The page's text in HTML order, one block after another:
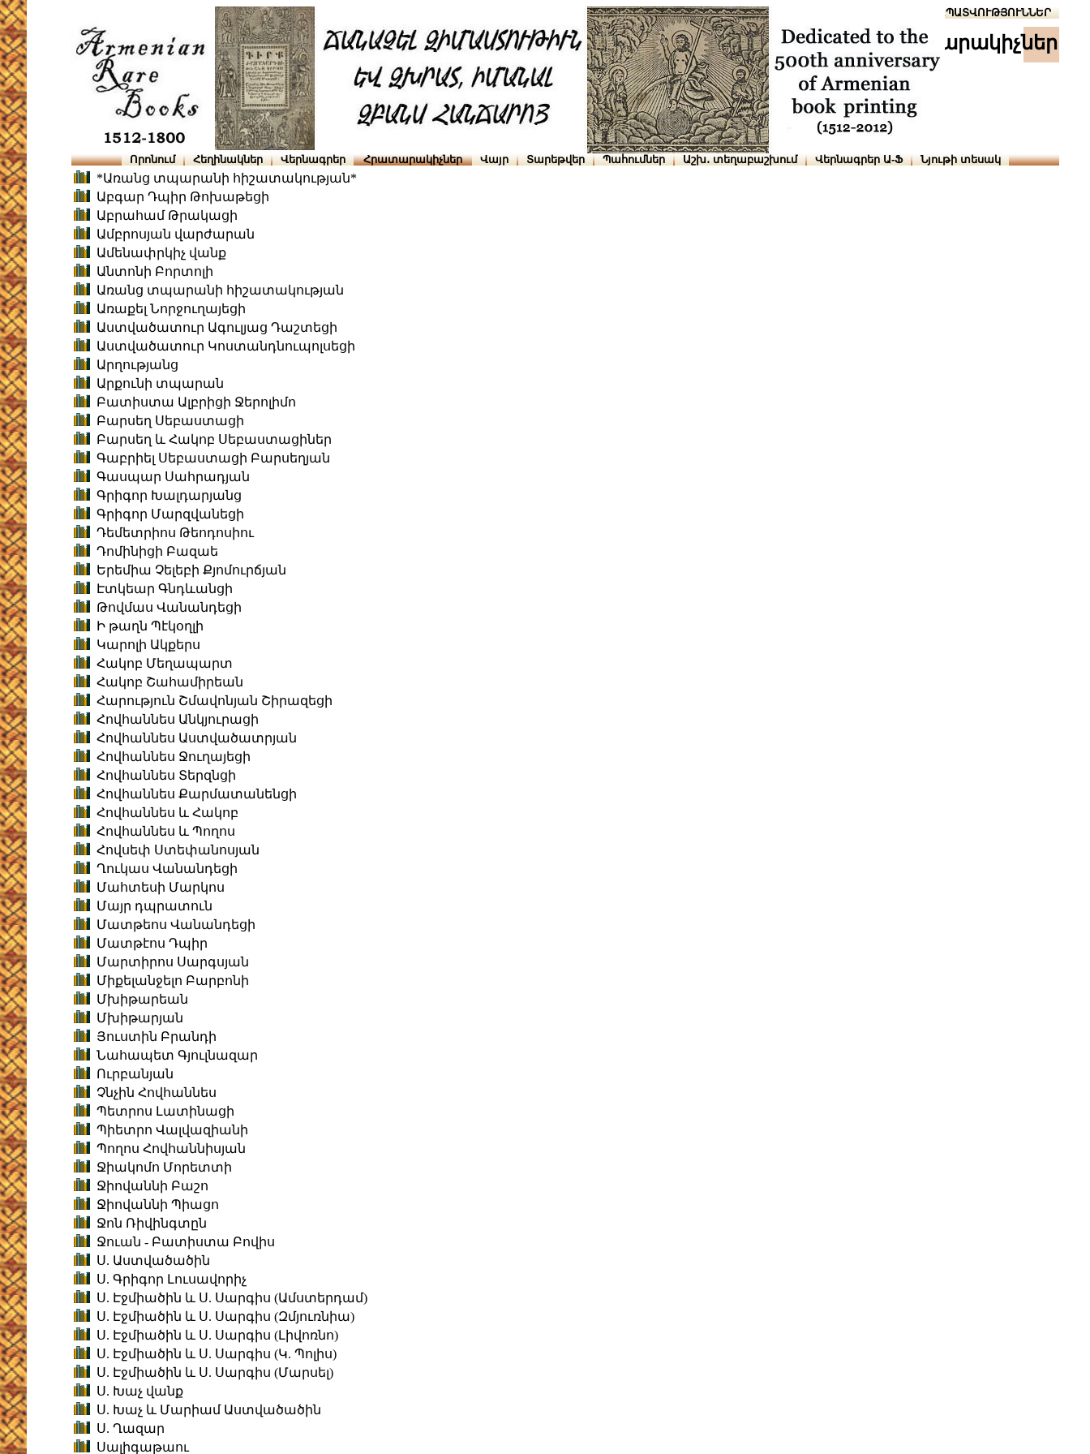
ՆԱԽԱՊԱՏՎՈՒԹՅՈՒՆՆԵՐ
հրատարակիչներ
Որոնում Հեղինակներ Վերնագրեր Հրատարակիչներ Վայր Տարեթվեր Պահումներ Աշխ․ տեղաբաշխում Վերնագրեր Ա-Ֆ Նյութի տեսակ
*Առանց տպարանի հիշատակության*
Աբգար Դպիր Թոխաթեցի
Աբրահամ Թրակացի
Ամբրոսյան վարժարան
Ամենափրկիչ վանք
Անտոնի Բորտոլի
Առանց տպարանի հիշատակության
Առաքել Նորջուղայեցի
Աստվածատուր Ագուլյաց Դաշտեցի
Աստվածատուր Կոստանդնուպոլսեցի
Արղությանց
Արքունի տպարան
Բատիստա Ալբրիցի Ջերոլիմո
Բարսեղ Սեբաստացի
Բարսեղ և Հակոբ Սեբաստացիներ
Գաբրիել Սեբաստացի Բարսեղյան
Գասպար Սահրադյան
Գրիգոր Խալդարյանց
Գրիգոր Մարզվանեցի
Դեմետրիոս Թեոդոսիու
Դոմինիցի Բազաե
Երեմիա Չելեբի Քյոմուրճյան
Էտկեար Գնդևանցի
Թովմաս Վանանդեցի
Ի թաղն Պէկօղլի
Կարոլի Ակքերս
Հակոբ Մեղապարտ
Հակոբ Շահամիրեան
Հարություն Շմավոնյան Շիրազեցի
Հովհաննես Անկյուրացի
Հովհաննես Աստվածատրյան
Հովհաննես Ջուղայեցի
Հովհաննես Տերզնցի
Հովհաննես Քարմատանենցի
Հովհաննես և Հակոբ
Հովհաննես և Պողոս
Հովսեփ Ստեփանոսյան
Ղուկաս Վանանդեցի
Մահտեսի Մարկոս
Մայր դպրատուն
Մատթեոս Վանանդեցի
Մատթէոս Դպիր
Մարտիրոս Սարգսյան
Միքելանջելո Բարբոնի
Մխիթարեան
Մխիթարյան
Յուստին Բրանդի
Նահապետ Գյուլնազար
Ուրբանյան
Չնչին Հովհաննես
Պետրոս Լատինացի
Պիետրո Վալվազիանի
Պողոս Հովհաննիսյան
Ջիակոմո Մորետտի
Ջիովաննի Բաշո
Ջիովաննի Պիացո
Ջոն Ռիվինգտըն
Ջուան - Բատիստա Բովիս
Ս. Աստվածածին
Ս. Գրիգոր Լուսավորիչ
Ս. Էջմիածին և Ս. Սարգիս (Ամստերդամ)
Ս. Էջմիածին և Ս. Սարգիս (Զմյուռնիա)
Ս. Էջմիածին և Ս. Սարգիս (Լիվոռնո)
Ս. Էջմիածին և Ս. Սարգիս (Կ. Պոլիս)
Ս. Էջմիածին և Ս. Սարգիս (Մարսել)
Ս. Խաչ վանք
Ս. Խաչ և Մարիամ Աստվածածին
Ս. Ղազար
Սալիգաթաու